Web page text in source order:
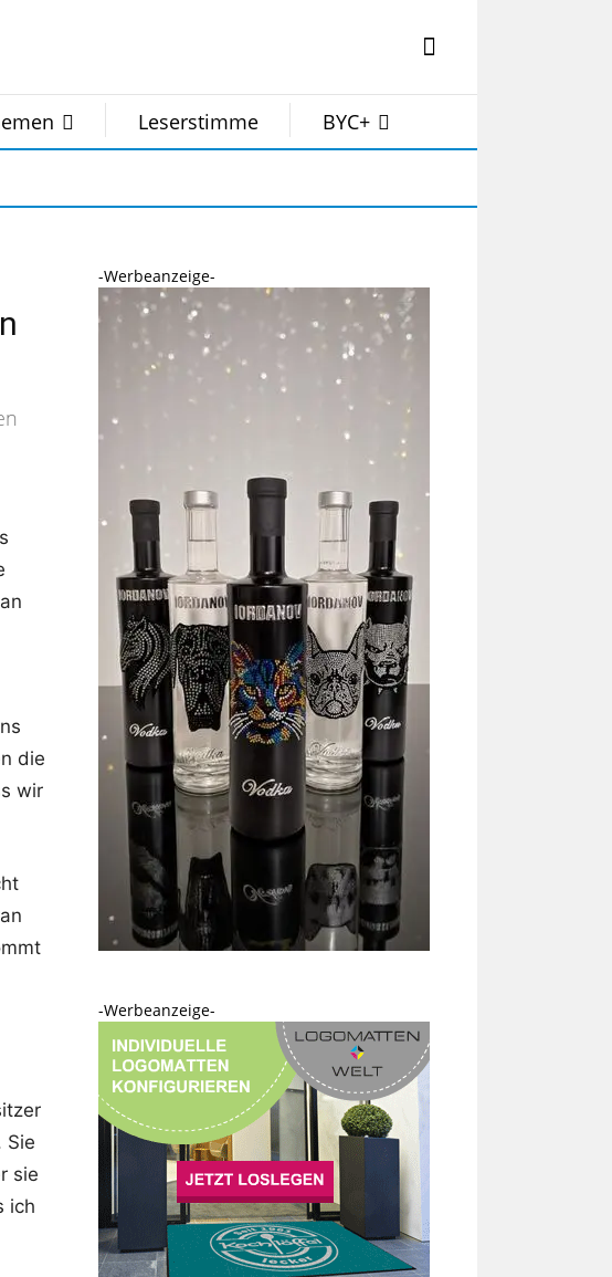
Leserstimme BYC+
die
wir
Sie
sie
ich
-Werbeanzeige-
-Werbeanzeige-